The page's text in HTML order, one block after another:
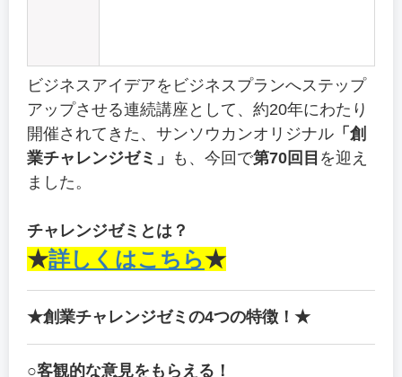
ビジネスアイデアをビジネスプランへステップ
アップさせる連続講座として、約20年にわたり
開催されてきた、サンソウカンオリジナル 「創
業チャレンジゼミ」
も、今回で第70回目 を迎え
ました。
チャレンジゼミとは？
★詳しくはこちら★
★創業チャレンジゼミの4つの特徴！★
○客観的な意見をもらえる！